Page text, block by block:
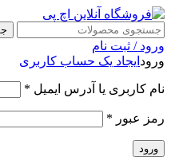
ورود / ثبت نام
ورود ایجاد یک حساب کاربری
نام کاربری یا آدرس ایمیل *
رمز عبور *
ورود